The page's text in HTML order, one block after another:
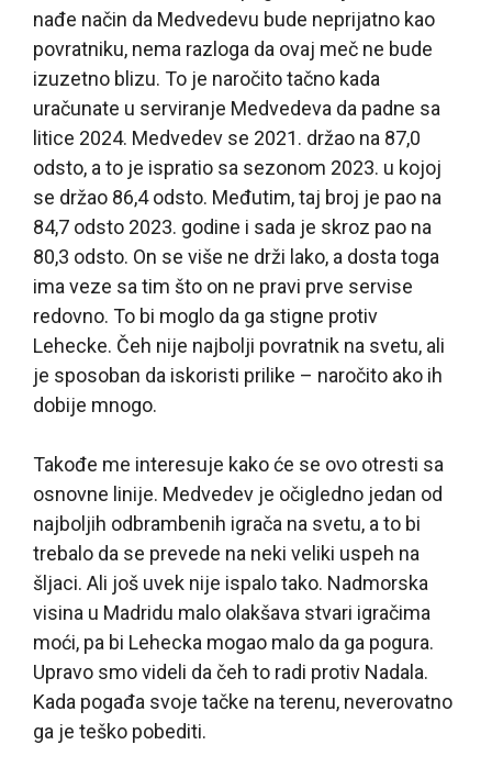
nađe način da Medvedevu bude neprijatno kao
povratniku, nema razloga da ovaj meč ne bude
izuzetno blizu. To je naročito tačno kada
uračunate u serviranje Medvedeva da padne sa
litice 2024. Medvedev se 2021. držao na 87,0
odsto, a to je ispratio sa sezonom 2023. u kojoj
se držao 86,4 odsto. Međutim, taj broj je pao na
84,7 odsto 2023. godine i sada je skroz pao na
80,3 odsto. On se više ne drži lako, a dosta toga
ima veze sa tim što on ne pravi prve servise
redovno. To bi moglo da ga stigne protiv
Lehecke. Čeh nije najbolji povratnik na svetu, ali
je sposoban da iskoristi prilike – naročito ako ih
dobije mnogo.
Takođe me interesuje kako će se ovo otresti sa
osnovne linije. Medvedev je očigledno jedan od
najboljih odbrambenih igrača na svetu, a to bi
trebalo da se prevede na neki veliki uspeh na
šljaci. Ali još uvek nije ispalo tako. Nadmorska
visina u Madridu malo olakšava stvari igračima
moći, pa bi Lehecka mogao malo da ga pogura.
Upravo smo videli da čeh to radi protiv Nadala.
Kada pogađa svoje tačke na terenu, neverovatno
ga je teško pobediti.